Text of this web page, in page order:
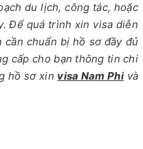
du lịch, công tác, hoặc
Để quá trình xin visa diễn
cần chuẩn bị hồ sơ đầy đủ
cấp cho bạn thông tin chi
hồ sơ xin visa Nam Phivà